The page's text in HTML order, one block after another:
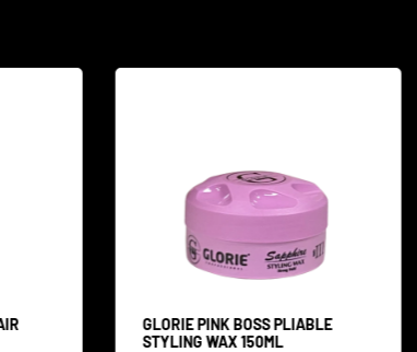
GLORIE PINK BOSS PLIABLE
STYLING WAX 150ML